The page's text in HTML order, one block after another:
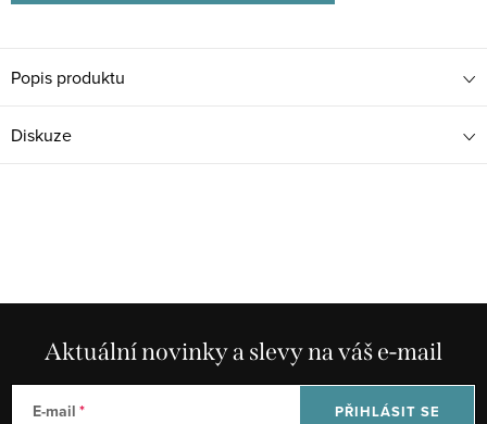
Popis produktu
Diskuze
Aktuální novinky a slevy na váš e-mail
E-mail PŘIHLÁSIT SE